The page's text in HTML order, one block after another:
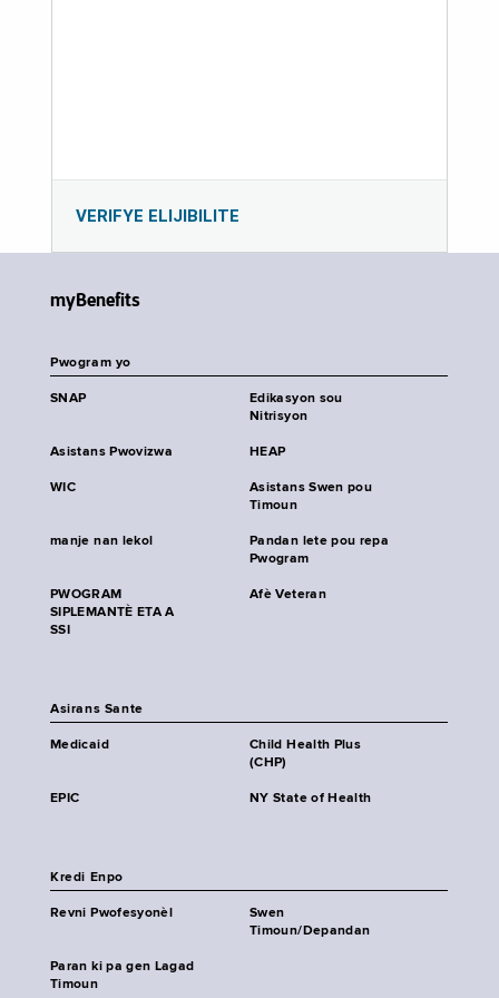
VERIFYE ELIJIBILITE
myBenefits
Pwogram yo
SNAP
Edikasyon sou
Nitrisyon
Asistans Pwovizwa HEAP
WIC
Asistans Swen pou
Timoun
manje nan lekol
Pandan lete pou repa
Pwogram
PWOGRAM
SIPLEMANTÈ ETA A
SSI
Afè Veteran
Asirans Sante
Medicaid
Child Health Plus
(CHP)
EPIC NY State of Health
Kredi Enpo
Revni Pwofesyonèl
Swen
Timoun/Depandan
Paran ki pa gen Lagad
Timoun